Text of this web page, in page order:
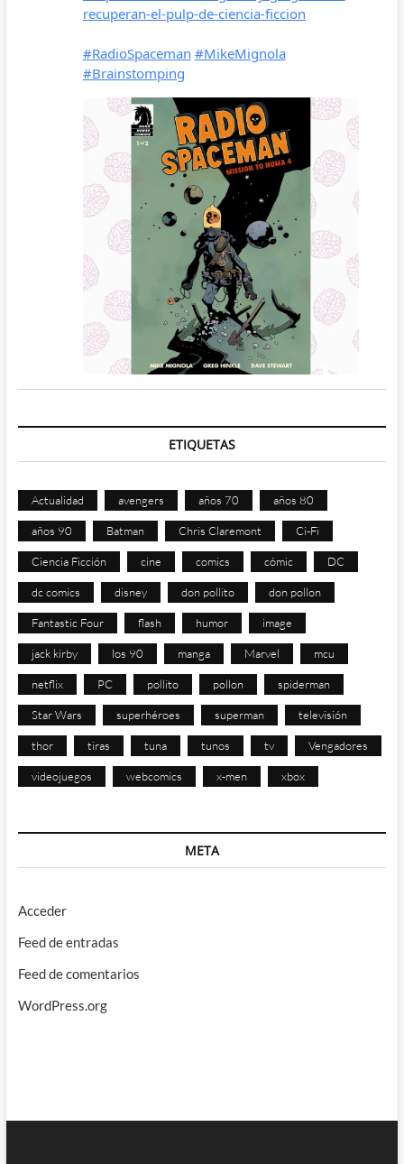
ETIQUETAS
Actualidad avengers años 70 años 80
años 90 Batman Chris Claremont Ci-Fi
Ciencia Ficción cine comics cómic DC
dc comics disney don pollito don pollon
Fantastic Four flash humor image
jack kirby los 90 manga Marvel mcu
netflix PC pollito pollon spiderman
Star Wars superhéroes superman televisión
thor tiras tuna tunos tv Vengadores
videojuegos webcomics x-men xbox
META
Acceder
Feed de entradas
Feed de comentarios
WordPress.org